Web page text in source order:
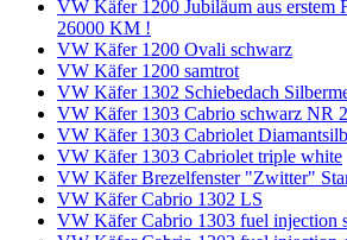
VW Käfer 1200 Jubiläum aus erstem
26000 KM !
VW Käfer 1200 Ovali schwarz
VW Käfer 1200 samtrot
VW Käfer 1302 Schiebedach
VW Käfer 1303 Cabrio schwarz NR
VW Käfer 1303 Cabriolet
VW Käfer 1303 Cabriolet triple white
VW Käfer Brezelfenster "Zwitter"
VW Käfer Cabrio 1302 LS
VW Käfer Cabrio 1303 fuel injection